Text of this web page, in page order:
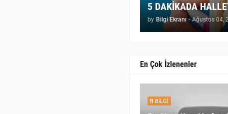
5 DAKİKADA
by Bilgi Ekranı - Ağustos 04,
En Çok İzlenenler
BILGI